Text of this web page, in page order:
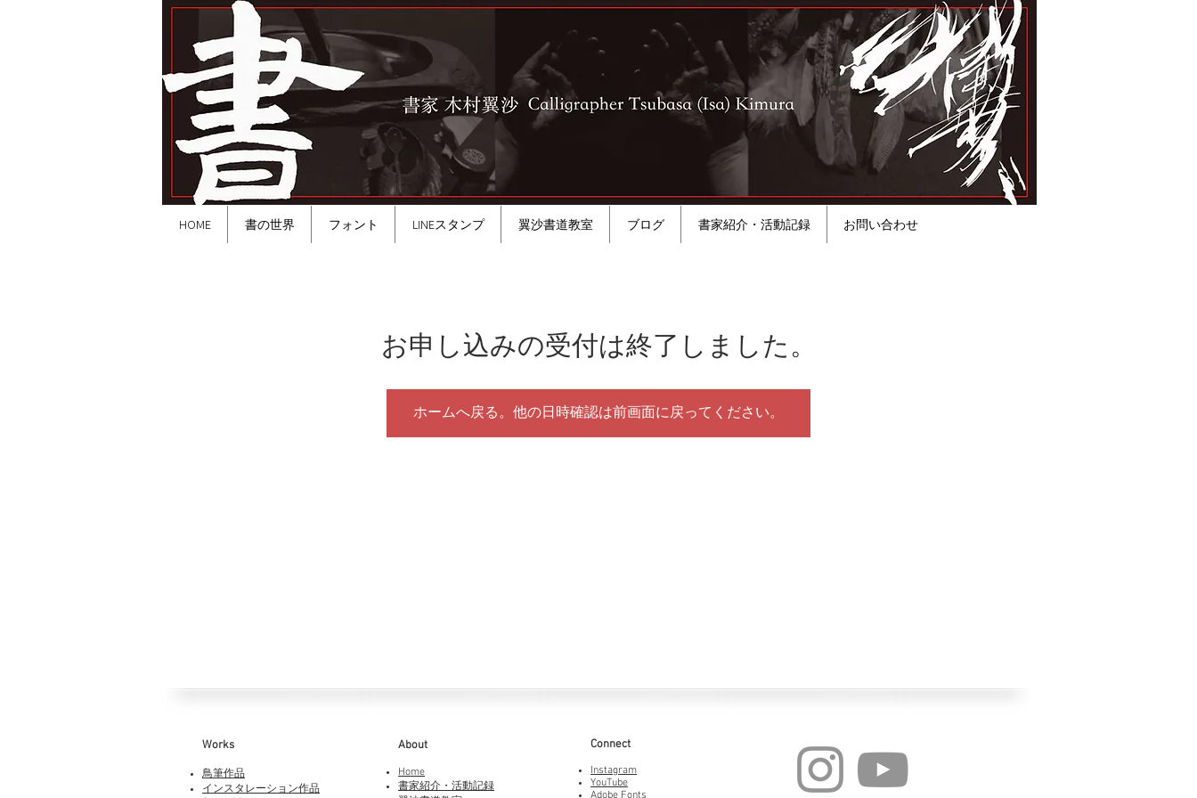
HOME 書の世界 フォント LINEスタンプ 翼沙書道教室 ブログ 書家紹介・活動記録 お問い合わせ
お申し込みの受付は終了しました。
ホームへ戻る。他の日時確認は前画面に戻ってください。
Works​
鳥筆作品
インスタレーション作品
About
Home
書家紹介・活動記録
Connect
Instagram
YouTube
Adobe Fonts